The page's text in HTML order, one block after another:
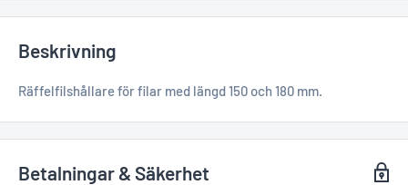
Beskrivning
Räffelfilshållare för filar med längd 150 och 180 mm.
Betalningar & Säkerhet